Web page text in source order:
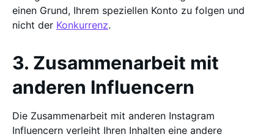
einen Grund, Ihrem speziellen Konto zu folgen und
nicht der Konkurrenz.
3. Zusammenarbeit mit
anderen Influencern
Die Zusammenarbeit mit anderen Instagram
Influencern verleiht Ihren Inhalten eine andere